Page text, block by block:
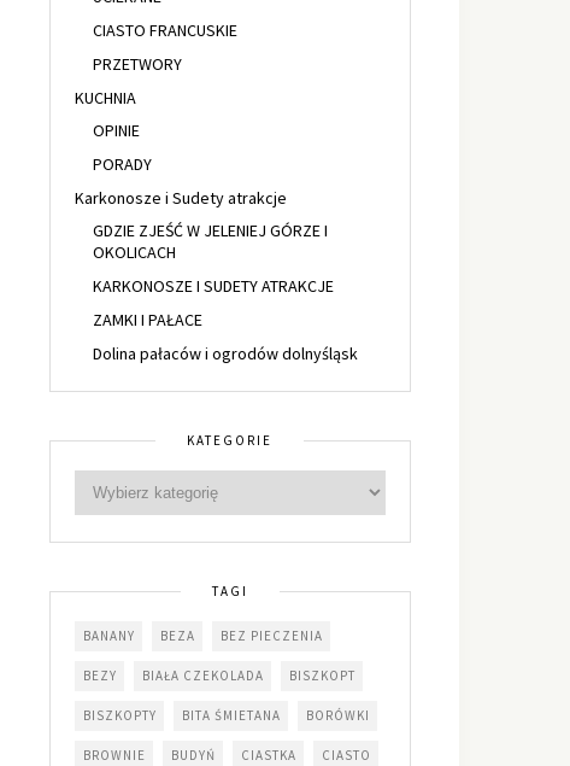
CIASTO FRANCUSKIE
PRZETWORY
KUCHNIA
OPINIE
PORADY
Karkonosze i Sudety atrakcje
GDZIE ZJEŚĆ W JELENIEJ GÓRZE I
OKOLICACH
KARKONOSZE I SUDETY ATRAKCJE
ZAMKI I PAŁACE
Dolina pałaców i ogrodów dolnyśląsk
KATEGORIE
TAGI
BANANY BEZA BEZ PIECZENIA
BEZY BIAŁA CZEKOLADA BISZKOPT
BISZKOPTY BITA ŚMIETANA BORÓWKI
BROWNIE BUDYŃ CIASTKA CIASTO